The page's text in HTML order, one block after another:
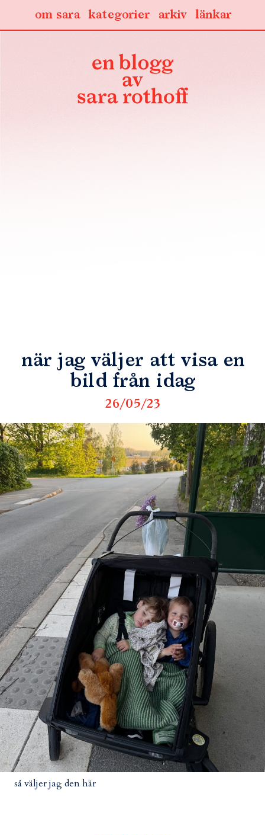
länkar
arkiv
kategorier
om sara
när jag väljer att visa en
bild från idag
26/05/23
så väljer jag den här